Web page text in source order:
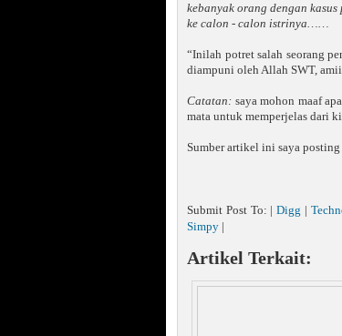
kebanyak orang dengan
ke calon - calon istrinya……
“Inilah potret salah seorang
diampuni oleh Allah SWT,
Catatan: saya mohon maaf
mata untuk memperjelas dari
Sumber artikel ini saya
Submit Post To: |Digg
Simpy
Artikel Terkait: